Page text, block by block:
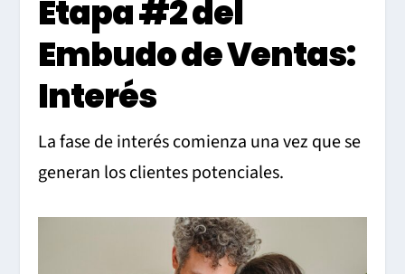
Etapa #2 del
Embudo de Ventas:
Interés
La fase de interés comienza una vez que se
generan los clientes potenciales.